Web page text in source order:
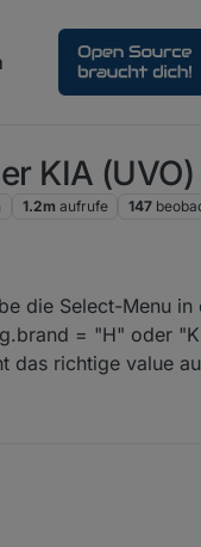
KIA (UVO)
1.2m aufrufe 147
die Select-Menu
= "H" oder
richtige value
AdapterRequests/